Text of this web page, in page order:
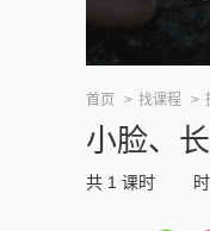
首页 找课程
小脸、
共 1 课时